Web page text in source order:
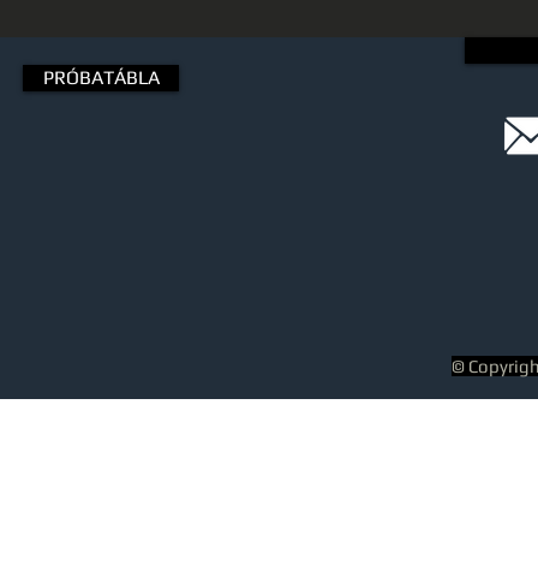
PRÓBATÁBLA
©